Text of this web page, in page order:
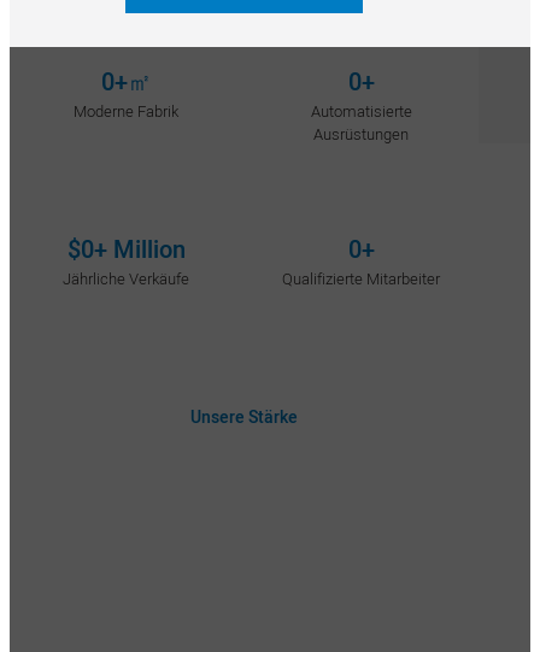
0+㎡
Moderne Fabrik
0+
Automatisierte
Ausrüstungen
$0+ Million
Jährliche Verkäufe
0+
Qualifizierte Mitarbeiter
Unsere Stärke